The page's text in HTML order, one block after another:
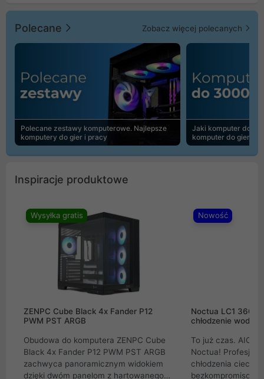
Polecane Zobacz więcej polecanych
Polecane zestawy komputerowe. Najlepsze
komputery do gier i pracy
Jaki komputer do
komputer do gier |
Inspiracje produktowe
Wysyłka gratis
ZENPC Cube Black 4x Fander P12
PWM PST ARGB
Obudowa do komputera ZENPC Cube
Black 4x Fander P12 PWM PST ARGB
zachwyca panoramicznym widokiem
dzięki dwóm panelom z hartowanego
Nowość
Noctua LC1
chłodzenie wodne
To już czas. AIO
Noctua!
chłodzenia cieczą